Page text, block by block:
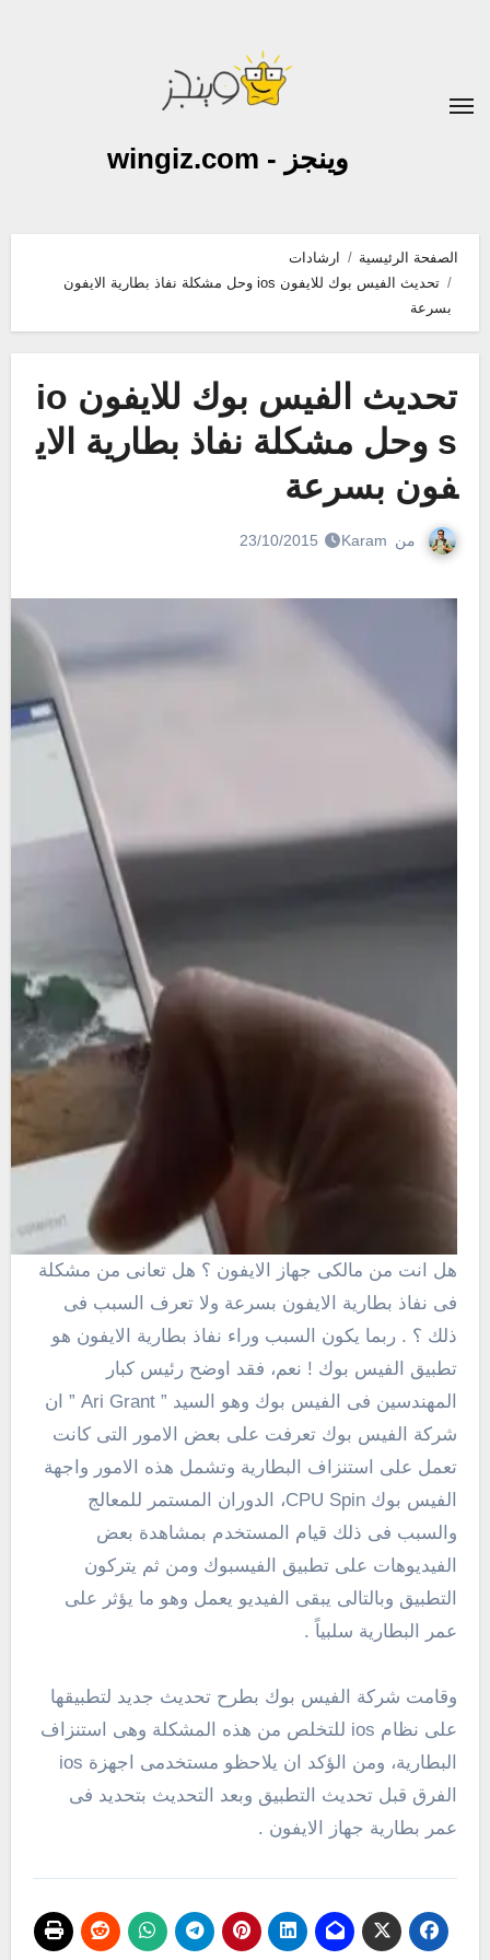
وينجز - wingiz.com
الصفحة الرئيسية
ارشادات
تحديث الفيس بوك للايفون ios وحل مشكلة نفاذ بطارية الايفون
بسرعة
تحديث الفيس بوك للايفون io
s وحل مشكلة نفاذ بطارية الاي
فون بسرعة
من Karam
23/10/2015
هل انت من مالكى جهاز الايفون ؟ هل تعانى من مشكلة
فى نفاذ بطارية الايفون بسرعة ولا تعرف السبب فى
ذلك ؟ . ربما يكون السبب وراء نفاذ بطارية الايفون هو
تطبيق الفيس بوك ! نعم، فقد اوضح رئيس كبار
المهندسين فى الفيس بوك وهو السيد ” Ari Grant ” ان
شركة الفيس بوك تعرفت على بعض الامور التى كانت
تعمل على استنزاف البطارية وتشمل هذه الامور واجهة
الفيس بوك CPU Spin، الدوران المستمر للمعالج
والسبب فى ذلك قيام المستخدم بمشاهدة بعض
الفيديوهات على تطبيق الفيسبوك ومن ثم يتركون
التطبيق وبالتالى يبقى الفيديو يعمل وهو ما يؤثر على
عمر البطارية سلبياً .
وقامت شركة الفيس بوك بطرح تحديث جديد لتطبيقها
على نظام ios للتخلص من هذه المشكلة وهى استنزاف
البطارية، ومن الؤكد ان يلاحظو مستخدمى اجهزة ios
الفرق قبل تحديث التطبيق وبعد التحديث بتحديد فى
عمر بطارية جهاز الايفون .